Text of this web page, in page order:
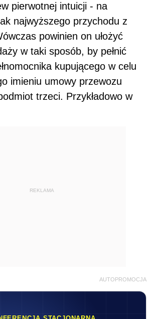
pierwotnej intuicji - na
najwyższego przychodu z
powinien on ułożyć
w taki sposób, by pełnić
kupującego w celu
imieniu umowy przewozu
trzeci. Przykładowo w
REKLAMA
AUTOPROMOCJA